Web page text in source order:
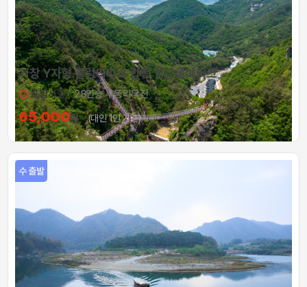
거창 Y자형 출렁다리 & 합천 영상테마파크
포함사항 28인승 우등리무진
65,000원~ (대인 1인 기준)
수 출발